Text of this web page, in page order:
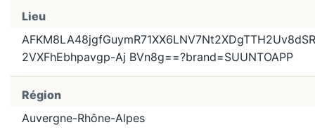
Lieu
2VXFhEbhpavgp-Aj BVn8g==?brand=SUUNTOAPP
Région
Auvergne-Rhône-Alpes